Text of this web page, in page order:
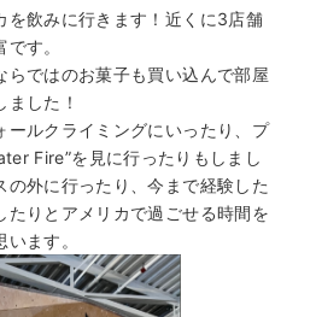
を飲みに行きます！近くに3店舗
す。
らではのお菓子も買い込んで部屋
した！
ールクライミングにいったり、プ
Fire”を見に行ったりもしまし
の外に行ったり、今まで経験した
たりとアメリカで過ごせる時間を
ます。